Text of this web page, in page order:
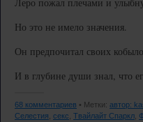
Но это не имело значения.
Он предпочитал своих
И в глубине души знал, что
68 комментариев • Метки: автор:
Селестия секс Твайлайт Спаркл